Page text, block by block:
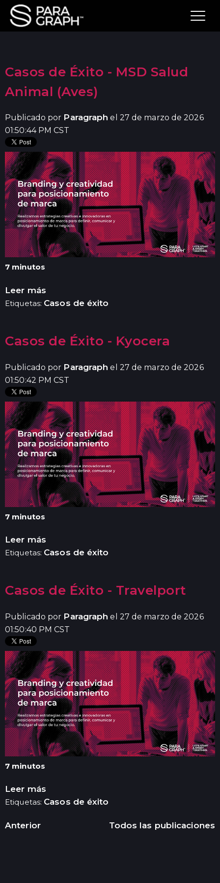
Casos de Éxito - MSD Salud
Animal (Aves)
Publicado por Paragraph el 27 de marzo de 2026
01:50:44 PM CST
7 minutos
Leer más
Etiquetas: Casos de éxito
Casos de Éxito - Kyocera
Publicado por Paragraph el 27 de marzo de 2026
01:50:42 PM CST
7 minutos
Leer más
Etiquetas: Casos de éxito
Casos de Éxito - Travelport
Publicado por Paragraph el 27 de marzo de 2026
01:50:40 PM CST
7 minutos
Leer más
Etiquetas: Casos de éxito
Anterior Todos las publicaciones